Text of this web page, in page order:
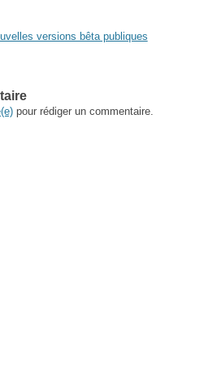
versions bêta publiques
pour rédiger un commentaire.